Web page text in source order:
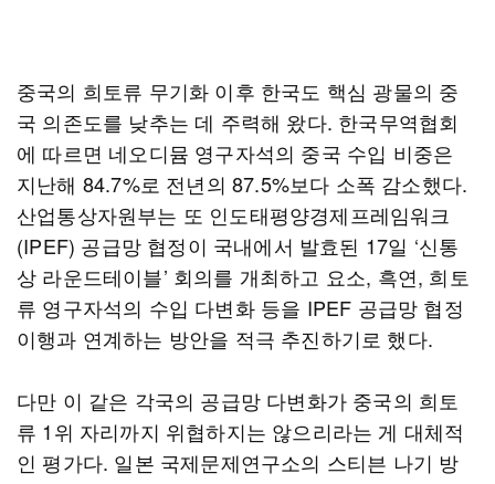
중국의 희토류 무기화 이후 한국도 핵심 광물의 중
국 의존도를 낮추는 데 주력해 왔다. 한국무역협회
에 따르면 네오디뮴 영구자석의 중국 수입 비중은
지난해 84.7%로 전년의 87.5%보다 소폭 감소했다.
산업통상자원부는 또 인도태평양경제프레임워크
(IPEF) 공급망 협정이 국내에서 발효된 17일 ‘신통
상 라운드테이블’ 회의를 개최하고 요소, 흑연, 희토
류 영구자석의 수입 다변화 등을 IPEF 공급망 협정
이행과 연계하는 방안을 적극 추진하기로 했다.
다만 이 같은 각국의 공급망 다변화가 중국의 희토
류 1위 자리까지 위협하지는 않으리라는 게 대체적
인 평가다. 일본 국제문제연구소의 스티븐 나기 방